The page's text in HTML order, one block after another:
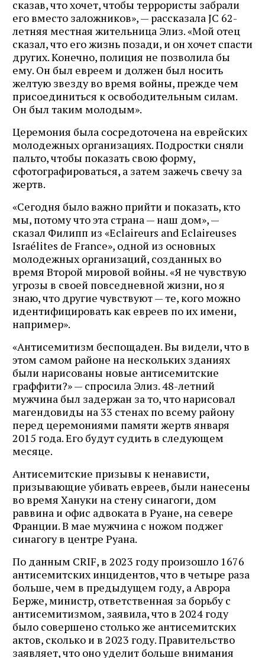
сказав, что хочет, чтобы террористы забрали
его вместо заложников», — рассказала JC 62-
летняя местная жительница Элиз. «Мой отец
сказал, что его жизнь позади, и он хочет спасти
других. Конечно, полиция не позволила бы
ему. Он был евреем и должен был носить
желтую звезду во время войны, прежде чем
присоединиться к освободительным силам.
Он был таким молодым».
Церемония была сосредоточена на еврейских
молодежных организациях. Подростки сняли
пальто, чтобы показать свою форму,
сфотографироваться, а затем зажечь свечу за
жертв.
«Сегодня было важно прийти и показать, кто
мы, потому что эта страна — наш дом», —
сказал Филипп из «Eclaireurs and Eclaireuses
Israélites de France», одной из основных
молодежных организаций, созданных во
время Второй мировой войны. «Я не чувствую
угрозы в своей повседневной жизни, но я
знаю, что другие чувствуют — те, кого можно
идентифицировать как евреев по их имени,
например».
«Антисемитизм беспощаден. Вы видели, что в
этом самом районе на нескольких зданиях
были нарисованы новые антисемитские
граффити?» — спросила Элиз. 48-летний
мужчина был задержан за то, что нарисовал
магендовиды на 33 стенах по всему району
перед церемониями памяти жертв января
2015 года. Его будут судить в следующем
месяце.
Антисемитские призывы к ненависти,
призывающие убивать евреев, были нанесены
во время Хануки на стену синагоги, дом
раввина и офис адвоката в Руане, на севере
Франции. В мае мужчина с ножом поджег
синагогу в центре Руана.
По данным CRIF, в 2023 году произошло 1676
антисемитских инцидентов, что в четыре раза
больше, чем в предыдущем году, а Аврора
Берже, министр, ответственная за борьбу с
антисемитизмом, заявила, что в 2024 году
было совершено столько же антисемитских
актов, сколько и в 2023 году. Правительство
заявляет, что оно уделит больше внимания